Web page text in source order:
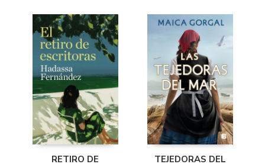
RETIRO DE
TEJEDORAS DEL